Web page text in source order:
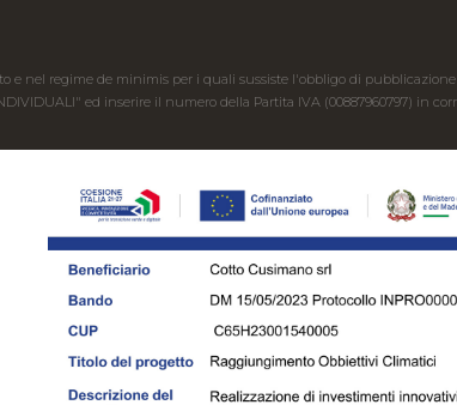
nel regime de minimis per i quali sussiste l'obbligo di
ed inserire il numero della Partita IVA (00887960797) in